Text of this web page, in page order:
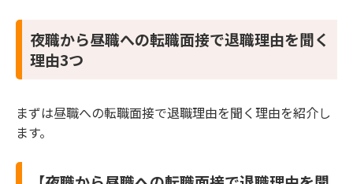
夜職から昼職への転職面接で退職理由を聞く
理由3つ
まずは昼職への転職面接で退職理由を聞く理由を紹介し
ます。